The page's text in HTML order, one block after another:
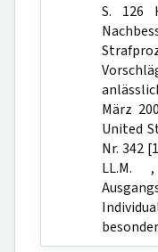
S. 126
März
United
Nr. 342
LL.M.